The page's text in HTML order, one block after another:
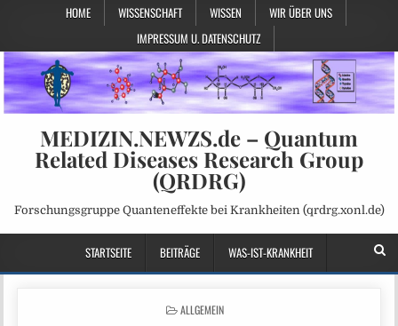
HOME WISSENSCHAFT WISSEN
WIR ÜBER UNS
IMPRESSUM U. DATENSCHUTZ
MEDIZIN.NEWZS.de – Quantum
Related Diseases Research Group
(QRDRG)
Forschungsgruppe Quanteneffekte bei Krankheiten (qrdrg.xonl.de)
STARTSEITE BEITRÄGE WAS-IST-KRANKHEIT
POSTED
ALLGEMEIN